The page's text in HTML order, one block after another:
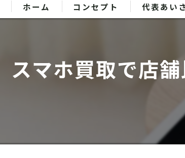
ホーム コンセプト 代表あい
スマホ買取で店